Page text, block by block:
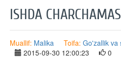
ISHDA
Muallif: Malika Toifa: Go'zallik va
2015-09-30 12:00:23
0